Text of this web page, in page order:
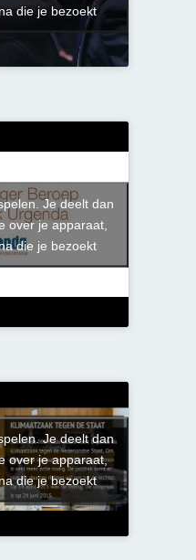
die je bezoekt
Je deelt dan
over je apparaat,
die je bezoekt
Je deelt dan
over je apparaat,
die je bezoekt